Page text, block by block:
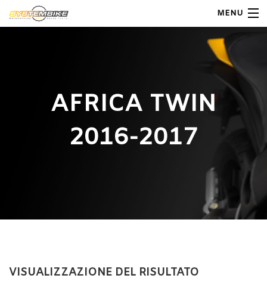
MENU
Shop Moto
Contatti
AFRICA TWIN
2016-2017
VISUALIZZAZIONE DEL RISULTATO